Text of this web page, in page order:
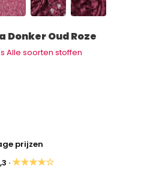
Donker Oud Roze
Alle soorten stoffen
prijzen
·★★★★☆